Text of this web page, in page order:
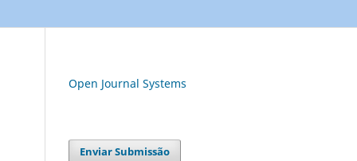
Open Journal Systems
Enviar Submissão